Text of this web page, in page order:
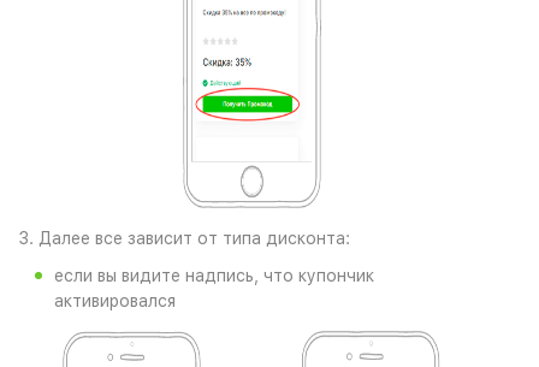
3. Далее все зависит от типа дисконта:
если вы видите надпись, что купончик
активировался